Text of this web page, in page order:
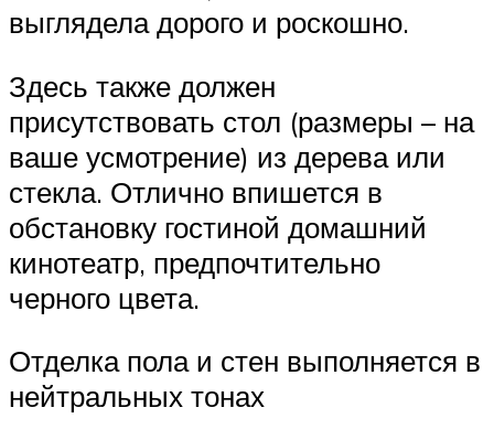
выглядела дорого и роскошно.
Здесь также должен
присутствовать стол (размеры – на
ваше усмотрение) из дерева или
стекла. Отлично впишется в
обстановку гостиной домашний
кинотеатр, предпочтительно
черного цвета.
Отделка пола и стен выполняется в
нейтральных тонах